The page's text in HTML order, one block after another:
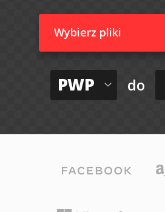
Wybierz pliki
PWP do